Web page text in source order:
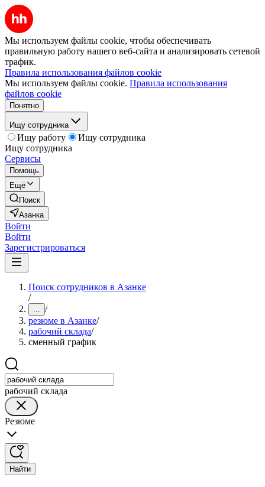
Мы используем файлы cookie, чтобы обеспечивать
правильную работу нашего веб-сайта и анализировать сетевой
трафик.
Правила использования файлов cookie
Мы используем файлы cookie. Правила использования
файлов cookie
Понятно
Ищу сотрудника
Ищу работу
Ищу сотрудника
Ищу сотрудника
Сервисы
Помощь
Ещё
Поиск
Азанка
Войти
Войти
Зарегистрироваться
Поиск сотрудников в Азанке
/
... /
резюме в Азанке/
рабочий склада/
сменный график
рабочий склада
Резюме
Найти